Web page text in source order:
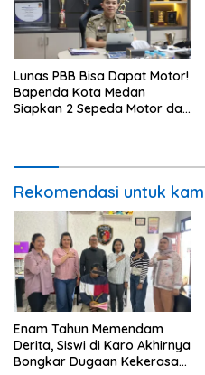
Lunas PBB Bisa Dapat Motor!
Bapenda Kota Medan
Siapkan 2 Sepeda Motor dan
Rekomendasi untuk
Enam Tahun Memendam
Derita, Siswi di Karo Akhirnya
Bongkar Dugaan Kekerasan